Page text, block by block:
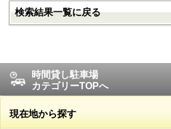
検索結果一覧に戻る
時間貸し駐車場
カテゴリーTOPへ
現在地から探す